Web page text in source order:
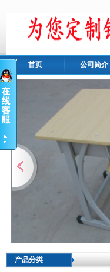
首页 公司简介
产品分类